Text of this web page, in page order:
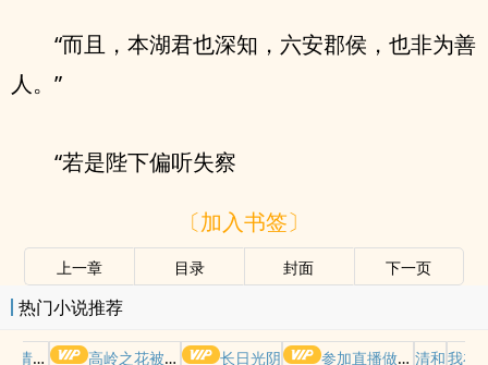
“而且，本湖君也深知，六安郡侯，也非为善
人。”
“若是陛下偏听失察
〔加入书签〕
上一章 目录 封面 下一页
热门小说推荐
摆好 高岭之花被权贵轮了后 长日光阴 参加直播做爱综艺后我火了(NPH) 清和我在